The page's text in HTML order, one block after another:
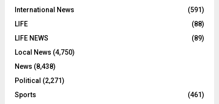
International News
(591)
LIFE
(88)
LIFE NEWS
(89)
Local News (4,750)
News (8,438)
Political (2,271)
Sports
(461)